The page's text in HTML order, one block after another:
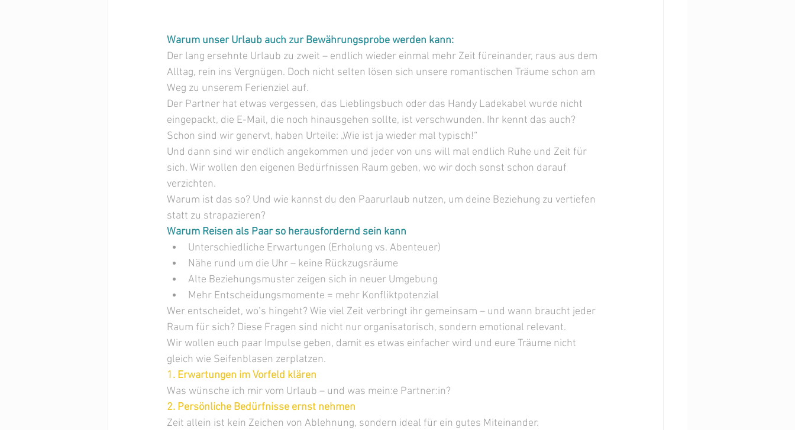
Warum unser Urlaub auch zur Bewährungsprobe werden kann:
Der lang ersehnte Urlaub zu zweit – endlich wieder einmal mehr Zeit füreinander, raus aus dem
Alltag, rein ins Vergnügen. Doch nicht selten lösen sich unsere romantischen Träume schon am
Weg zu unserem Ferienziel auf.
Der Partner hat etwas vergessen, das Lieblingsbuch oder das Handy Ladekabel wurde nicht
eingepackt, die E-Mail, die noch hinausgehen sollte, ist verschwunden. Ihr kennt das auch?
Schon sind wir genervt, haben Urteile: „Wie ist ja wieder mal typisch!“
Und dann sind wir endlich angekommen und jeder von uns will mal endlich Ruhe und Zeit für
sich. Wir wollen den eigenen Bedürfnissen Raum geben, wo wir doch sonst schon darauf
verzichten.
Warum ist das so? Und wie kannst du den Paarurlaub nutzen, um deine Beziehung zu vertiefen
statt zu strapazieren?
Warum Reisen als Paar so herausfordernd sein kann
Unterschiedliche Erwartungen (Erholung vs. Abenteuer)
Nähe rund um die Uhr – keine Rückzugsräume
Alte Beziehungsmuster zeigen sich in neuer Umgebung
Mehr Entscheidungsmomente = mehr Konfliktpotenzial
Wer entscheidet, wo’s hingeht? Wie viel Zeit verbringt ihr gemeinsam – und wann braucht jeder
Raum für sich? Diese Fragen sind nicht nur organisatorisch, sondern emotional relevant.
Wir wollen euch paar Impulse geben, damit es etwas einfacher wird und eure Träume nicht
gleich wie Seifenblasen zerplatzen.
1. Erwartungen im Vorfeld klären
Was wünsche ich mir vom Urlaub – und was mein:e Partner:in?
2. Persönliche Bedürfnisse ernst nehmen
Zeit allein ist kein Zeichen von Ablehnung, sondern ideal für ein gutes Miteinander.